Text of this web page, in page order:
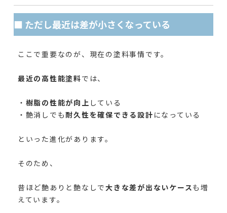
■ ただし最近は差が小さくなっている
ここで重要なのが、現在の塗料事情です。
最近の高性能塗料では、
・ 樹脂の性能が向上 している
・艶消しでも耐久性を確保できる設計 になっている
といった進化があります。
そのため、
昔ほど艶ありと艶なしで大きな差が出ないケースも増
えています。